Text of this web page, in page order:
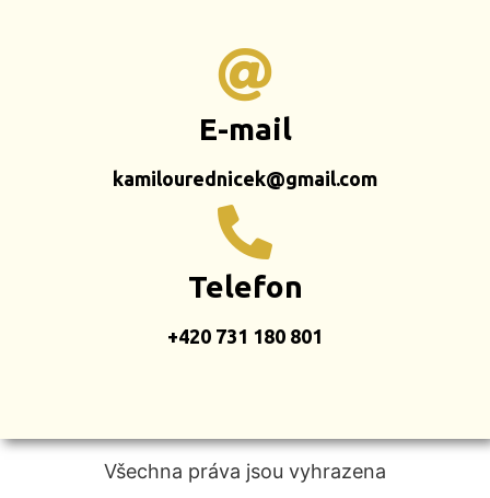
E-mail
kamilourednicek@gmail.com
Telefon
+420 731 180 801
Všechna práva jsou vyhrazena